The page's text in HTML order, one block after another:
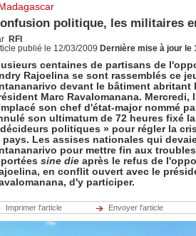
Madagascar
politique, les militaires
RFI
publié le 12/03/2009 Dernière mise à jour le
centaines de partisans de
Rajoelina se sont rassemblés ce
devant le bâtiment abritant
Marc Ravalomanana. Mercredi,
son chef d'état-major nommé
son ultimatum de 72 heures fixé
politiques » pour régler la
pays. Les assises nationales qui
pour mettre fin aux
sine die après le refus de
en conflit ouvert avec le
d'y participer.
Imprimer l'article Envoyer l'article